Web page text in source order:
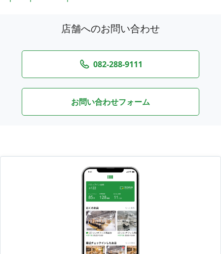
店舗へのお問い合わせ
082-288-9111
お問い合わせフォーム